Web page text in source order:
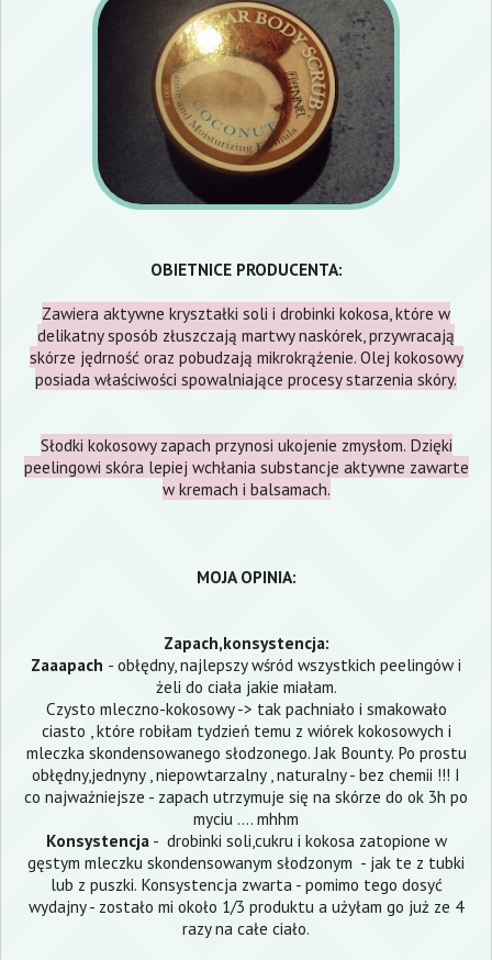
OBIETNICE PRODUCENTA:
Zawiera aktywne kryształki soli i drobinki kokosa, które w
delikatny sposób złuszczają martwy naskórek, przywracają
skórze jędrność oraz pobudzają mikrokrążenie. Olej kokosowy
posiada właściwości spowalniające procesy starzenia skóry.
Słodki kokosowy zapach przynosi ukojenie zmysłom. Dzięki
peelingowi skóra lepiej wchłania substancje aktywne zawarte
w kremach i balsamach.
MOJA OPINIA:
Zapach,konsystencja:
Zaaapach - obłędny, najlepszy wśród wszystkich peelingów i
żeli do ciała jakie miałam.
Czysto mleczno-kokosowy -> tak pachniało i smakowało
ciasto , które robiłam tydzień temu z wiórek kokosowych i
mleczka skondensowanego słodzonego. Jak Bounty. Po prostu
obłędny,jednyny , niepowtarzalny , naturalny - bez chemii !!! I
co najważniejsze - zapach utrzymuje się na skórze do ok 3h po
myciu .... mhhm
Konsystencja- drobinki soli,cukru i kokosa zatopione w
gęstym mleczku skondensowanym słodzonym - jak te z tubki
lub z puszki. Konsystencja zwarta - pomimo tego dosyć
wydajny - zostało mi około 1/3 produktu a użyłam go już ze 4
razy na całe ciało.